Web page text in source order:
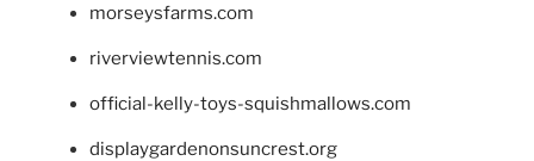
morseysfarms.com
riverviewtennis.com
official-kelly-toys-squishmallows.com
displaygardenonsuncrest.org